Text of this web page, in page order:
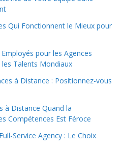
Qui Fonctionnent le Mieux pour
pour les Agences
Talents Mondiaux
à Distance : Positionnez-vous
à Distance Quand la
Compétences Est Féroce
Service Agency : Le Choix